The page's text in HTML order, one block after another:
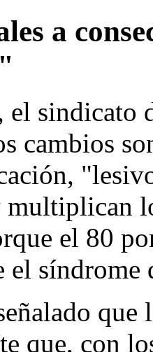
a
el sindicato
cambios
,
multiplican
el 80
el síndrome
que, con